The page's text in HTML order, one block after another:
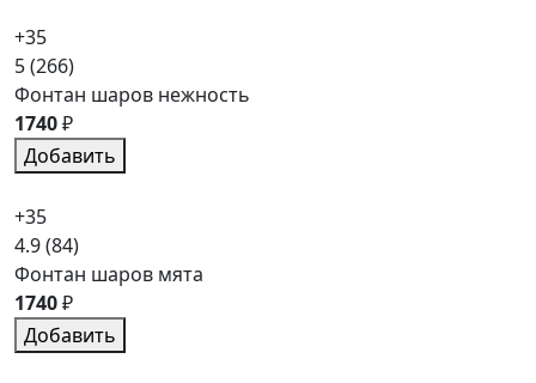
+35
5(266)
Фонтан шаров нежность
1740₽
Добавить
+35
4.9(84)
Фонтан шаров мята
1740₽
Добавить